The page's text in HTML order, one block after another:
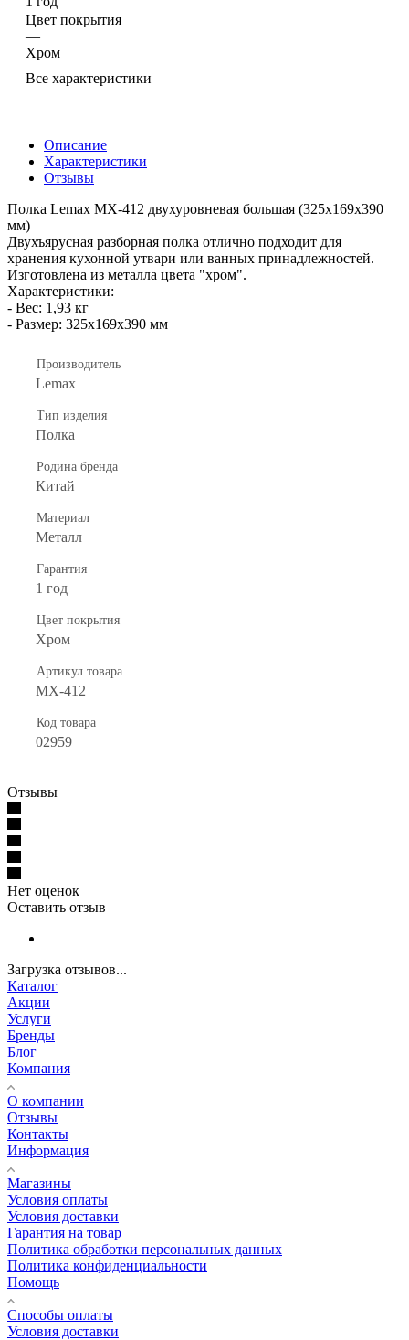
Цвет покрытия
—
Хром
Все характеристики
Описание
Характеристики
Отзывы
Полка Lemax MX-412 двухуровневая большая (325х169х390
мм)
Двухъярусная разборная полка отлично подходит для
хранения кухонной утвари или ванных принадлежностей.
Изготовлена из металла цвета "хром".
Характеристики:
- Вес: 1,93 кг
- Размер: 325х169х390 мм
Производитель
Lemax
Тип изделия
Полка
Родина бренда
Китай
Материал
Металл
Гарантия
1 год
Цвет покрытия
Хром
Артикул товара
MX-412
Код товара
02959
Отзывы
Нет оценок
Оставить отзыв
Загрузка отзывов...
Каталог
Акции
Услуги
Бренды
Блог
Компания
О компании
Отзывы
Контакты
Информация
Магазины
Условия оплаты
Условия доставки
Гарантия на товар
Политика обработки персональных данных
Политика конфиденциальности
Помощь
Способы оплаты
Условия доставки